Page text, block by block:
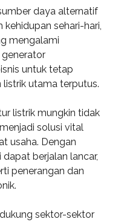
daya alternatif
sehari-hari,
mengalami
untuk tetap
utama terputus.
listrik mungkin tidak
solusi vital
usaha. Dengan
berjalan lancar,
penerangan dan
sektor-sektor